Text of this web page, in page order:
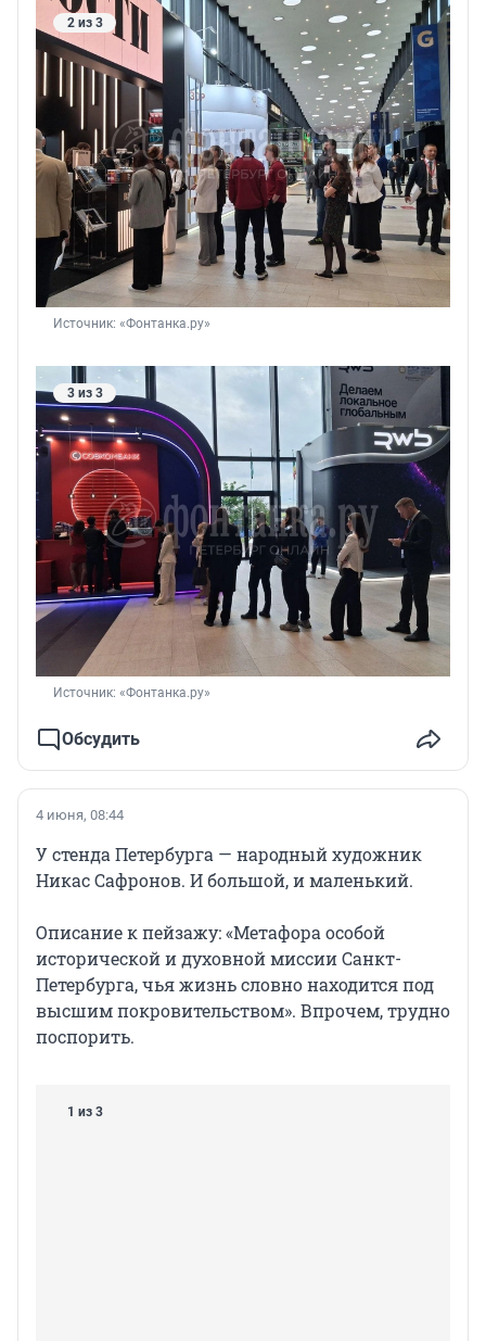
2 из 3
Источник: «Фонтанка.ру»
3 из 3
Источник: «Фонтанка.ру»
Обсудить
4 июня, 08:44
У стенда Петербурга — народный художник
Никас Сафронов. И большой, и маленький.
Описание к пейзажу: «Метафора особой
исторической и духовной миссии Санкт-
Петербурга, чья жизнь словно находится под
высшим покровительством». Впрочем, трудно
поспорить.
1 из 3